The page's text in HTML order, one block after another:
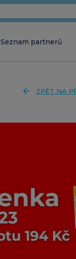
Seznam partnerů
arrow_back ZPĚT NA